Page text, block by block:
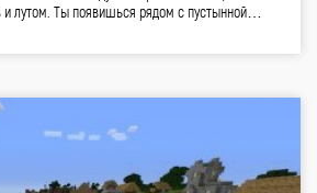
лутом. Ты появишься рядом с пустынной…